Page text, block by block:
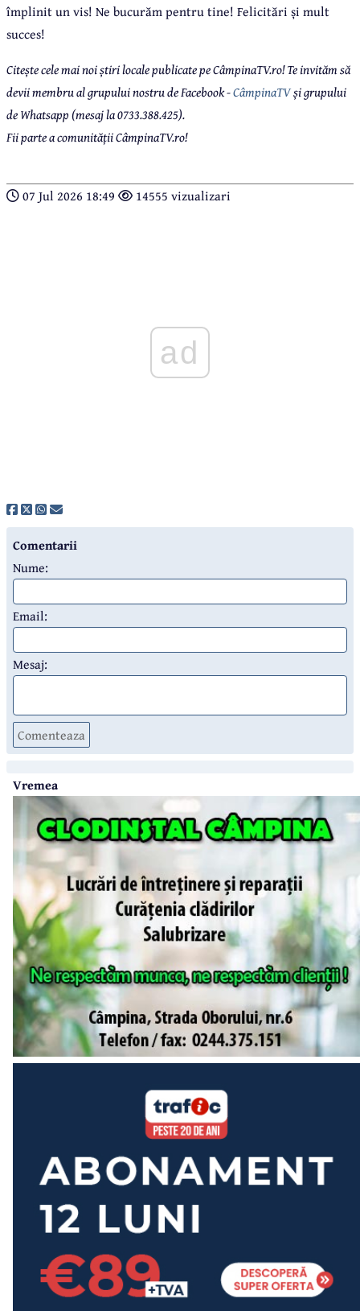
împlinit un vis! Ne bucurăm pentru tine! Felicitări și mult
succes!
Citește cele mai noi știri locale publicate pe CâmpinaTV.ro! Te invităm să
devii membru al grupului nostru de Facebook -CâmpinaTVși grupului
de Whatsapp (mesaj la 0733.388.425).
Fii parte a comunității CâmpinaTV.ro!
07 Jul 2026 18:49 14555 vizualizari
ad
Comentarii
Nume:
Email:
Mesaj:
Comenteaza
Vremea